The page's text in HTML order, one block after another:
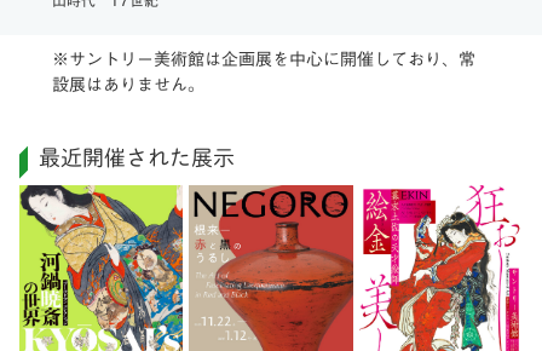
※サントリー美術館は企画展を中心に開催しており、常
設展はありません。
最近開催された展示